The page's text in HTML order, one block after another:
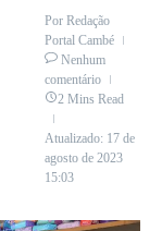
Por Redação
Portal Cambé
Nenhum
comentário
2 Mins Read
Atualizado: 17 de
agosto de 2023
15:03